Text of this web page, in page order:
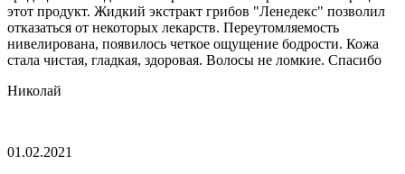
этот продукт. Жидкий экстракт грибов "Ленедекс" позволил
отказаться от некоторых лекарств. Переутомляемость
нивелирована, появилось четкое ощущение бодрости. Кожа
стала чистая, гладкая, здоровая. Волосы не ломкие. Спасибо
Николай
01.02.2021